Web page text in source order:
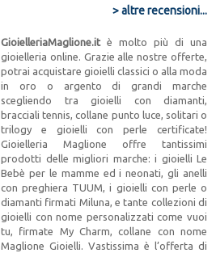
> altre recensioni...
GioielleriaMaglione.itè molto più di una
gioielleria online. Grazie alle nostre offerte,
potrai acquistare gioielli classici o alla moda
in oro o argento di grandi marche
scegliendo tra gioielli con diamanti,
bracciali tennis, collane punto luce, solitari o
trilogy e gioielli con perle certificate!
Gioielleria Maglione offre tantissimi
prodotti delle migliori marche: i gioielli Le
Bebè per le mamme ed i neonati, gli anelli
con preghiera TUUM, i gioielli con perle o
diamanti firmati Miluna, e tante collezioni di
gioielli con nome personalizzati come vuoi
tu, firmate My Charm, collane con nome
Maglione Gioielli. Vastissima è l’offerta di